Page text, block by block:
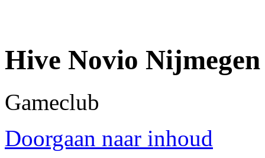
Hive Novio Nijmegen
Gameclub
Doorgaan naar inhoud